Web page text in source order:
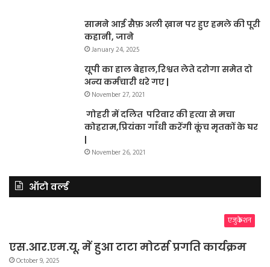
सामने आई सैफ़ अली ख़ान पर हुए हमले की पूरी
कहानी, जाने
January 24, 2025
यूपी का हाल बेहाल,रिश्वत लेते दरोगा समेत दो
अन्य कर्मचारी धरे गए |
November 27, 2021
गोहरी में दलित परिवार की हत्या से मचा
कोहराम,प्रियंका गाँधी करेंगी कूंच मृतकों के घर
|
November 26, 2021
ऑटो वर्ल्ड
एजुकेशन
एस.आर.एम.यू. में हुआ टाटा मोटर्स प्रगति कार्यक्रम
October 9, 2025